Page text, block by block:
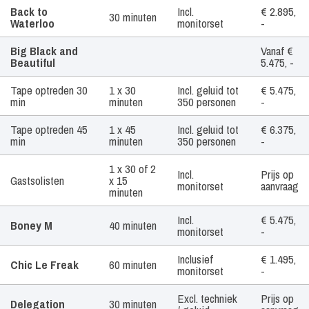
Artiest /
Boekingsvorm
Geluid Prijs
Back to
Waterloo 30 minuten Incl.
monitorset
€ 2.895,
-
Big Black and
Beautiful
Vanaf €
5.475, -
Tape optreden 30
min
1 x 30
minuten
Incl. geluid tot
350 personen
€ 5.475,
-
Tape optreden 45
min
1 x 45
minuten
Incl. geluid tot
350 personen
€ 6.375,
-
Gastsolisten
1 x 30 of 2
x 15
minuten
Incl.
monitorset
Prijs op
aanvraag
Boney M 40 minuten Incl.
monitorset
€ 5.475,
-
Chic Le Freak 60 minuten Inclusief
monitorset
€ 1.495,
-
Delegation 30 minuten Excl. techniek Prijs op